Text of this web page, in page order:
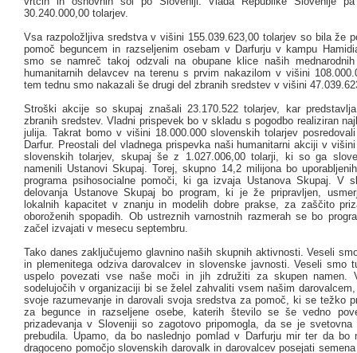
30.240.000,00 tolarjev.
Vsa razpoložljiva sredstva v višini 155.039.623,00 tolarjev so bila že
pomoč beguncem in razseljenim osebam v Darfurju v kampu
smo se namreč takoj odzvali na obupane klice naših
humanitarnih delavcev na terenu s prvim nakazilom v višini
tem tednu smo nakazali še drugi del zbranih sredstev v višini
Stroški akcije so skupaj znašali 23.170.522 tolarjev, kar
zbranih sredstev. Vladni prispevek bo v skladu s pogodbo realiziran
julija. Takrat bomo v višini 18.000.000 slovenskih tolarjev
Darfur. Preostali del vladnega prispevka naši humanitarni akciji v
slovenskih tolarjev, skupaj še z 1.027.006,00 tolarji, ki so ga
namenili Ustanovi Skupaj. Torej, skupno 14,2 milijona bo
programa psihosocialne pomoči, ki ga izvaja Ustanova Skupaj. V
delovanja Ustanove Skupaj bo program, ki je že pripravljen,
lokalnih kapacitet v znanju in modelih dobre prakse, za zaščito
oboroženih spopadih. Ob ustreznih varnostnih razmerah se bo
začel izvajati v mesecu septembru.
Tako danes zaključujemo glavnino naših skupnih aktivnosti. Veseli
in plemenitega odziva darovalcev in slovenske javnosti. Veseli smo
uspelo povezati vse naše moči in jih združiti za skupen namen.
sodelujočih v organizaciji bi se želel zahvaliti vsem našim
svoje razumevanje in darovali svoja sredstva za pomoč, ki se težko
za begunce in razseljene osebe, katerih število se še vedno
prizadevanja v Sloveniji so zagotovo pripomogla, da se je svetovna
prebudila. Upamo, da bo naslednjo pomlad v Darfurju mir ter da bo
dragoceno pomočjo slovenskih darovalk in darovalcev posejati